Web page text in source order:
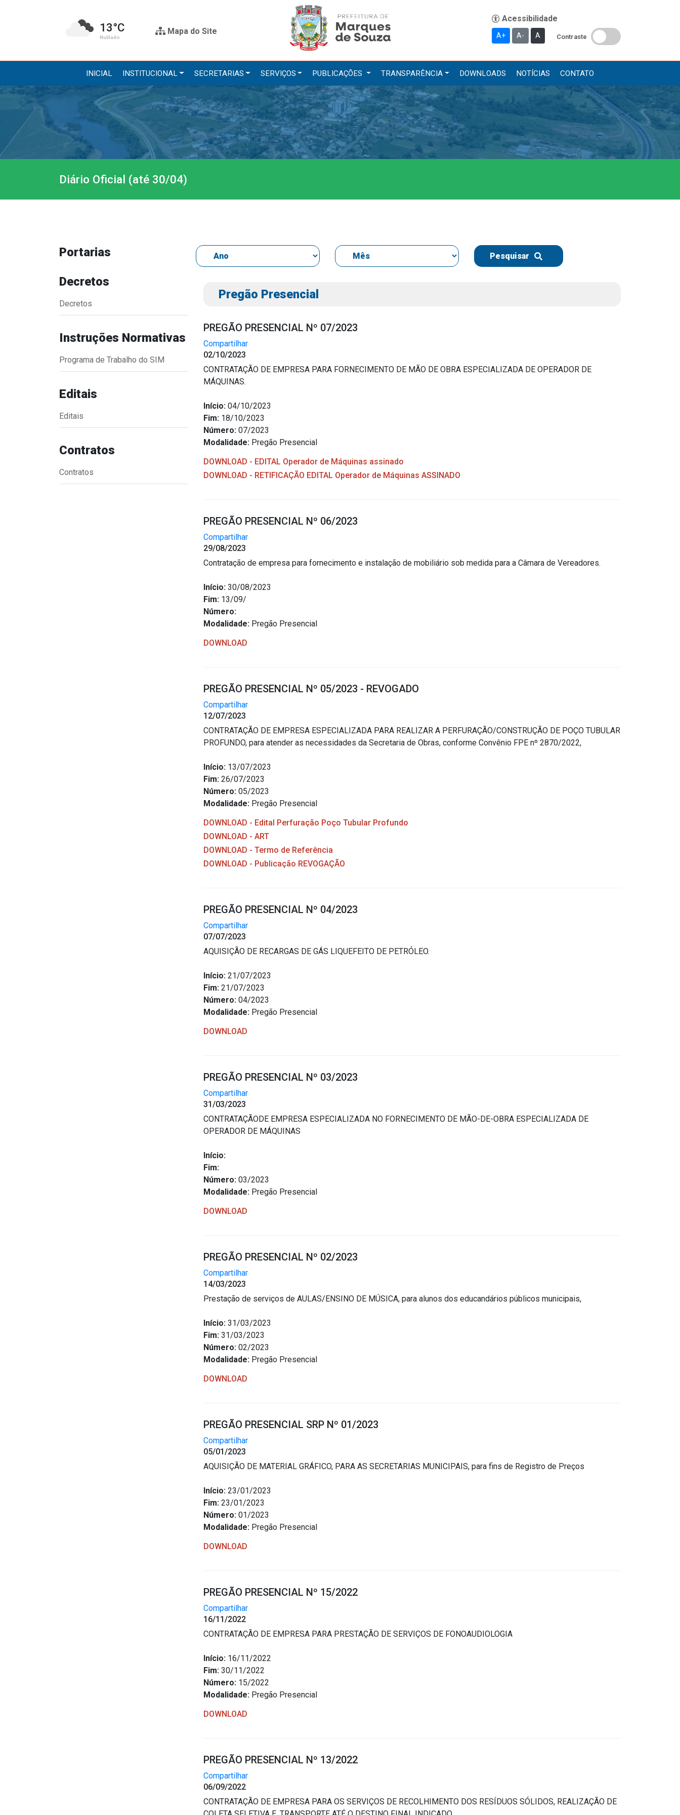
13°C
Nublado
Mapa do Site A+ A- A Contraste
INICIAL INSTITUCIONAL SECRETARIAS SERVIÇOS PUBLICAÇÕES TRANSPARÊNCIA DOWNLOADS NOTÍCIAS CONTATO
Institucional
A Prefeitura
Gabinete do Prefeito
História do Município
Secretarias
Administração
Agricultura e Meio Ambiente
Serviços
IPTU 2026
Nota Fiscal Eletrônica
Publicações
Diário Oficial (Novo)
Diário Oficial (Até 30/04)
Licitações
Dispensas e Inexigibilidades
Transparência
Portal da Transparência
Outros
Downloads
Notícias
Página Inicial
Diário Oficial (até 30/04)
Portarias
Decretos
Decretos
Instruções Normativas
Programa de Trabalho do SIM
Editais
Editais
Contratos
Contratos
Pesquisar
Pregão Presencial
PREGÃO PRESENCIAL Nº 07/2023
Compartilhar
02/10/2023
CONTRATAÇÃO DE EMPRESA PARA FORNECIMENTO DE MÃO DE OBRA ESPECIALIZADA DE OPERADOR DE
MÁQUINAS.
Início: 04/10/2023
Fim: 18/10/2023
Número: 07/2023
Modalidade: Pregão Presencial
DOWNLOAD - EDITAL Operador de Máquinas assinado
DOWNLOAD - RETIFICAÇÃO EDITAL Operador de Máquinas ASSINADO
PREGÃO PRESENCIAL Nº 06/2023
Compartilhar
29/08/2023
Contratação de empresa para fornecimento e instalação de mobiliário sob medida para a Câmara de Vereadores.
Início: 30/08/2023
Fim: 13/09/
Número:
Modalidade: Pregão Presencial
DOWNLOAD
PREGÃO PRESENCIAL Nº 05/2023 - REVOGADO
Compartilhar
12/07/2023
CONTRATAÇÃO DE EMPRESA ESPECIALIZADA PARA REALIZAR A PERFURAÇÃO/CONSTRUÇÃO DE POÇO TUBULAR
PROFUNDO, para atender as necessidades da Secretaria de Obras, conforme Convênio FPE nº 2870/2022,
Início: 13/07/2023
Fim: 26/07/2023
Número: 05/2023
Modalidade: Pregão Presencial
DOWNLOAD - Edital Perfuração Poço Tubular Profundo
DOWNLOAD - ART
DOWNLOAD - Termo de Referência
DOWNLOAD - Publicação REVOGAÇÃO
PREGÃO PRESENCIAL Nº 04/2023
Compartilhar
07/07/2023
AQUISIÇÃO DE RECARGAS DE GÁS LIQUEFEITO DE PETRÓLEO.
Início: 21/07/2023
Fim: 21/07/2023
Número: 04/2023
Modalidade: Pregão Presencial
DOWNLOAD
PREGÃO PRESENCIAL Nº 03/2023
Compartilhar
31/03/2023
CONTRATAÇÃODE EMPRESA ESPECIALIZADA NO FORNECIMENTO DE MÃO-DE-OBRA ESPECIALIZADA DE
OPERADOR DE MÁQUINAS
Início:
Fim:
Número: 03/2023
Modalidade: Pregão Presencial
DOWNLOAD
PREGÃO PRESENCIAL Nº 02/2023
Compartilhar
14/03/2023
Prestação de serviços de AULAS/ENSINO DE MÚSICA, para alunos dos educandários públicos municipais,
Início: 31/03/2023
Fim: 31/03/2023
Número: 02/2023
Modalidade: Pregão Presencial
DOWNLOAD
PREGÃO PRESENCIAL SRP Nº 01/2023
Compartilhar
05/01/2023
AQUISIÇÃO DE MATERIAL GRÁFICO, PARA AS SECRETARIAS MUNICIPAIS, para fins de Registro de Preços
Início: 23/01/2023
Fim: 23/01/2023
Número: 01/2023
Modalidade: Pregão Presencial
DOWNLOAD
PREGÃO PRESENCIAL Nº 15/2022
Compartilhar
16/11/2022
CONTRATAÇÃO DE EMPRESA PARA PRESTAÇÃO DE SERVIÇOS DE FONOAUDIOLOGIA
Início: 16/11/2022
Fim: 30/11/2022
Número: 15/2022
Modalidade: Pregão Presencial
DOWNLOAD
PREGÃO PRESENCIAL Nº 13/2022
Compartilhar
06/09/2022
CONTRATAÇÃO DE EMPRESA PARA OS SERVIÇOS DE RECOLHIMENTO DOS RESÍDUOS SÓLIDOS, REALIZAÇÃO DE